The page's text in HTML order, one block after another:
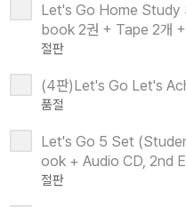
Let's Go Home
book 2권 + Tape 2개
절판
(4판)Let's Go Let's
품절
Let's Go 5 Set
ook + Audio CD, 2nd
절판